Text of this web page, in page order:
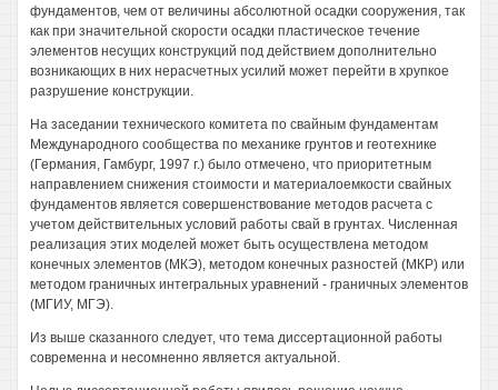
фундаментов, чем от величины абсолютной осадки сооружения, так
как при значительной скорости осадки пластическое течение
элементов несущих конструкций под действием дополнительно
возникающих в них нерасчетных усилий может перейти в хрупкое
разрушение конструкции.
На заседании технического комитета по свайным фундаментам
Международного сообщества по механике грунтов и геотехнике
(Германия, Гамбург, 1997 г.) было отмечено, что приоритетным
направлением снижения стоимости и материалоемкости свайных
фундаментов является совершенствование методов расчета с
учетом действительных условий работы свай в грунтах. Численная
реализация этих моделей может быть осуществлена методом
конечных элементов (МКЭ), методом конечных разностей (МКР) или
методом граничных интегральных уравнений - граничных элементов
(МГИУ, МГЭ).
Из выше сказанного следует, что тема диссертационной работы
современна и несомненно является актуальной.